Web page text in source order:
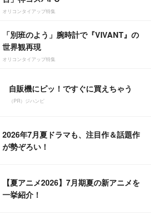
オリコンタイアップ特集
「別班のよう」腕時計で『VIVANT』の
世界観再現
オリコンタイアップ特集
自販機にピッ！ですぐに買えちゃう
（PR）ジハンピ
2026年7月夏ドラマも、注目作＆話題作
が勢ぞろい！
【夏アニメ2026】7月期夏の新アニメを
一挙紹介！